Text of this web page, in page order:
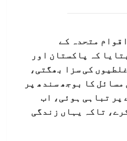
متحدہ کے
کہ پاکستان اور
کی سزا بھگتی،
کا بوجھ سندھ پر
پر تباہی ہوئی، اب
تاکہ یہاں زندگی